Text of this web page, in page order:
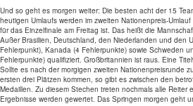
Und so geht es morgen weiter: Die besten acht der 15
heutigen Umlaufs werden im zweiten Nationenpreis-
für das Einzelfinale am Freitag ist. Das heißt die
Außer Brasilien, Deutschland, den Niederlanden und den
Fehlerpunkt), Kanada (4 Fehlerpunkte) sowie Schweden
Fehlerpunkte) qualifiziert. Großbritannien ist raus. Eine
Sollte es nach der morgigen zweiten Nationenpreisrunde
ersten drei Plätzen kommen, so gibt es zwischen den
Medaillen. Zu diesem Stechen treten nochmals alle Reiter
Ergebnisse werden gewertet. Das Springen morgen geht